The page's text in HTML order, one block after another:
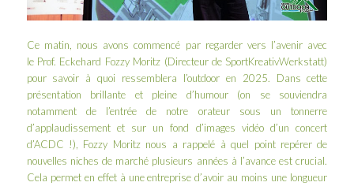
Ce matin, nous avons commencé par regarder vers l’avenir avec
le Prof. Eckehard Fozzy Moritz (Directeur de SportKreativWerkstatt)
pour savoir à quoi ressemblera l’outdoor en 2025. Dans cette
présentation brillante et pleine d’humour (on se souviendra
notamment de l’entrée de notre orateur sous un tonnerre
d’applaudissement et sur un fond d’images vidéo d’un concert
d’ACDC !), Fozzy Moritz nous a rappelé à quel point repérer de
nouvelles niches de marché plusieurs années à l’avance est crucial.
Cela permet en effet à une entreprise d’avoir au moins une longueur